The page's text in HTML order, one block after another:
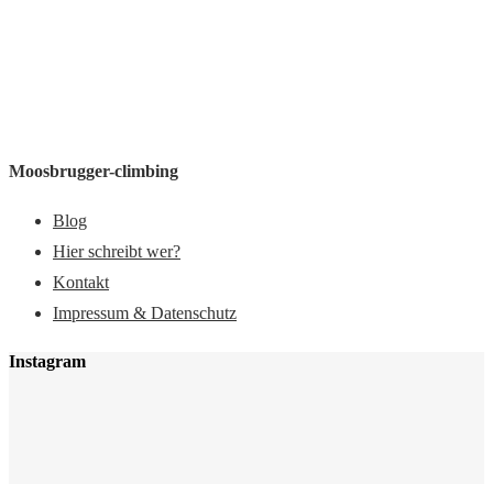
Moosbrugger-climbing
Blog
Hier schreibt wer?
Kontakt
Impressum & Datenschutz
Instagram